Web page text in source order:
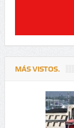
MÁS VISTOS.